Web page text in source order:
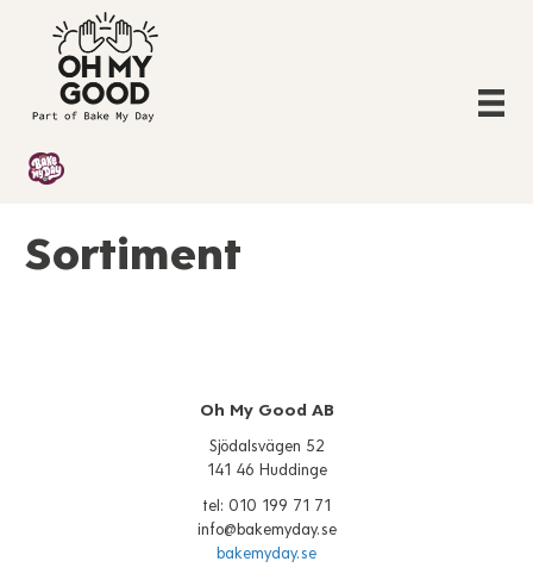
Sortiment
Oh My Good AB
Sjödalsvägen 52
141 46 Huddinge
tel: 010 199 71 71
info@bakemyday.se
bakemyday.se